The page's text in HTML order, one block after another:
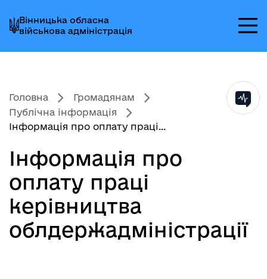
до
головного
меню
до
головного
вмісту
до
головного
колонтитула
Вінницька обласна
військова адміністрація
Головна
Громадянам
Публічна інформація
Інформація про оплату праці...
Інформація про
оплату праці
керівництва
облдержадміністрації